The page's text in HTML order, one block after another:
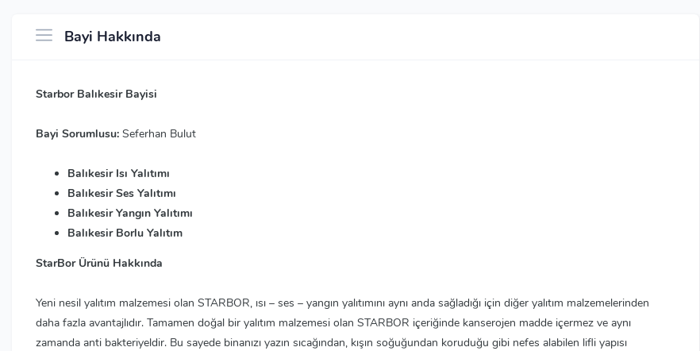
Bayi Hakkında
Starbor Balıkesir Bayisi
Bayi Sorumlusu: Seferhan Bulut
Balıkesir Isı Yalıtımı
Balıkesir Ses Yalıtımı
Balıkesir Yangın Yalıtımı
Balıkesir Borlu Yalıtım
StarBor Ürünü Hakkında
Yeni nesil yalıtım malzemesi olan STARBOR, ısı – ses – yangın yalıtımını aynı anda sağladığı için diğer yalıtım malzemelerinden
daha fazla avantajlıdır. Tamamen doğal bir yalıtım malzemesi olan STARBOR içeriğinde kanserojen madde içermez ve aynı
zamanda anti bakteriyeldir. Bu sayede binanızı yazın sıcağından, kışın soğuğundan koruduğu gibi nefes alabilen lifli yapısı